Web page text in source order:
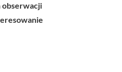
obserwacji